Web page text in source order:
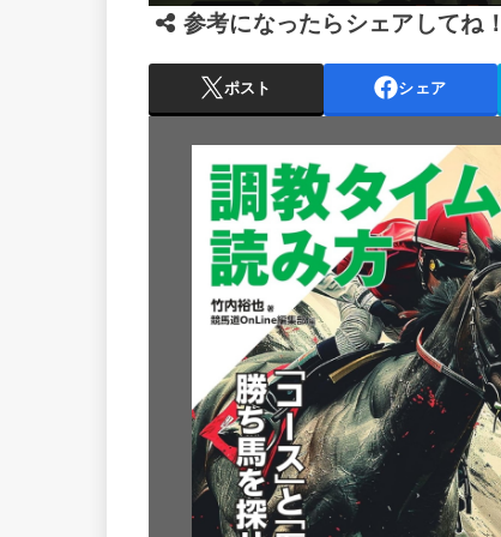
参考になったらシェアしてね！
ポスト シェア